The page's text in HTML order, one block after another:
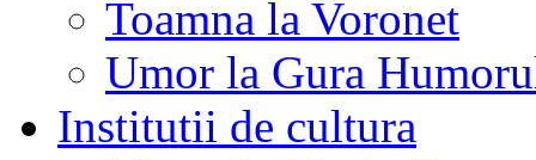
Toamna la Voronet
Umor la Gura
Institutii de cultura